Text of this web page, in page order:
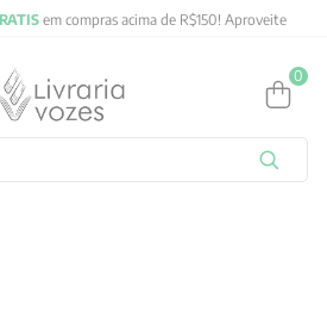
compras acima de R$150! Aproveite
0